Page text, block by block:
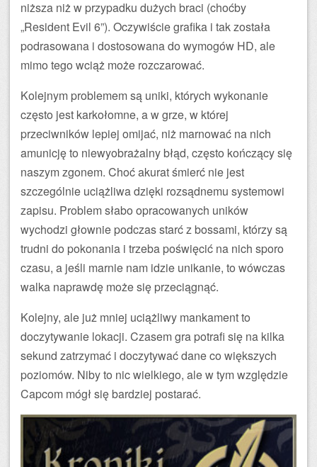
niższa niż w przypadku dużych braci (choćby
„Resident Evil 6”). Oczywiście grafika i tak została
podrasowana i dostosowana do wymogów HD, ale
mimo tego wciąż może rozczarować.
Kolejnym problemem są uniki, których wykonanie
często jest karkołomne, a w grze, w której
przeciwników lepiej omijać, niż marnować na nich
amunicję to niewyobrażalny błąd, często kończący się
naszym zgonem. Choć akurat śmierć nie jest
szczególnie uciążliwa dzięki rozsądnemu systemowi
zapisu. Problem słabo opracowanych uników
wychodzi głownie podczas starć z bossami, którzy są
trudni do pokonania i trzeba poświęcić na nich sporo
czasu, a jeśli marnie nam idzie unikanie, to wówczas
walka naprawdę może się przeciągnąć.
Kolejny, ale już mniej uciążliwy mankament to
doczytywanie lokacji. Czasem gra potrafi się na kilka
sekund zatrzymać i doczytywać dane co większych
poziomów. Niby to nic wielkiego, ale w tym względzie
Capcom mógł się bardziej postarać.